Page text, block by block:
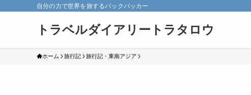
自分の力で世界を旅するバックパッカー
トラベルダイアリートラタロウ
ホーム 旅行記 旅行記・東南アジア